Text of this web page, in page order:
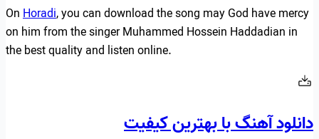
OnHoradi, you can download the song may God have mercy
on him from the singer Muhammed Hossein Haddadian in
the best quality and listen online.
دانلود آهنگ با بهترین کیفیت